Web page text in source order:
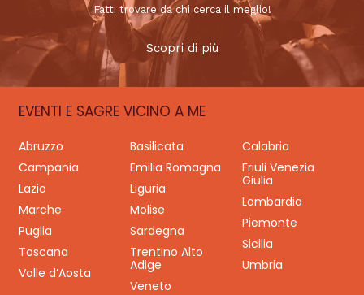
Fatti trovare da chi cerca il meglio!
Scopri di più
EVENTI E SAGRE VICINO A ME
Abruzzo Basilicata
Calabria
Campania
Emilia Romagna
Friuli Venezia
Giulia
Lazio
Liguria
Lombardia
Marche
Molise
Piemonte
Puglia
Sardegna
Sicilia
Toscana
Trentino Alto
Adige
Umbria
Valle d’Aosta
Veneto